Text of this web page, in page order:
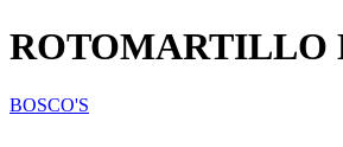
ROTOMARTILLO
BOSCO'S